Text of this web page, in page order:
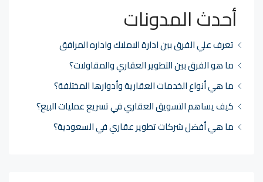
أحدث المدونات
تعرف علي الفرق بين ادارة الاملاك واداره المرافق
ما هو الفرق بين التطوير العقاري والمقاولات؟
ما هي أنواع الخدمات العقارية وأدوارها المختلفة؟
كيف يساهم التسويق العقاري في تسريع عمليات البيع؟
ما هي أفضل شركات تطوير عقاري في السعودية؟